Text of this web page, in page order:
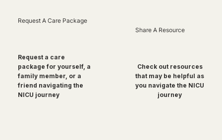
Request A Care Package
Request a care
package for yourself, a
family member, or a
friend navigating the
NICU journey
Share A Resource
Check out resources
that may be helpful as
you navigate the NICU
journey